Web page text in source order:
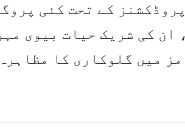
کے تحت کئی
ان کی شریک حیات بیوی
میں گلوکاری کا مظاہرہ